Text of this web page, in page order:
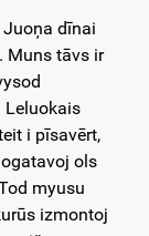
dīnai
Muns tāvs ir
Leluokais
i pīsavērt,
ols
myusu
izmontoj